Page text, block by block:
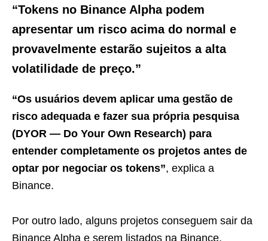
“Tokens no Binance Alpha podem
apresentar um risco acima do normal e
provavelmente estarão sujeitos a alta
volatilidade de preço.”
“Os usuários devem aplicar uma gestão de
risco adequada e fazer sua própria pesquisa
(DYOR — Do Your Own Research) para
entender completamente os projetos antes de
optar por negociar os tokens”, explica a
Binance.
Por outro lado, alguns projetos conseguem sair da
Binance Alpha e serem listados na Binance,